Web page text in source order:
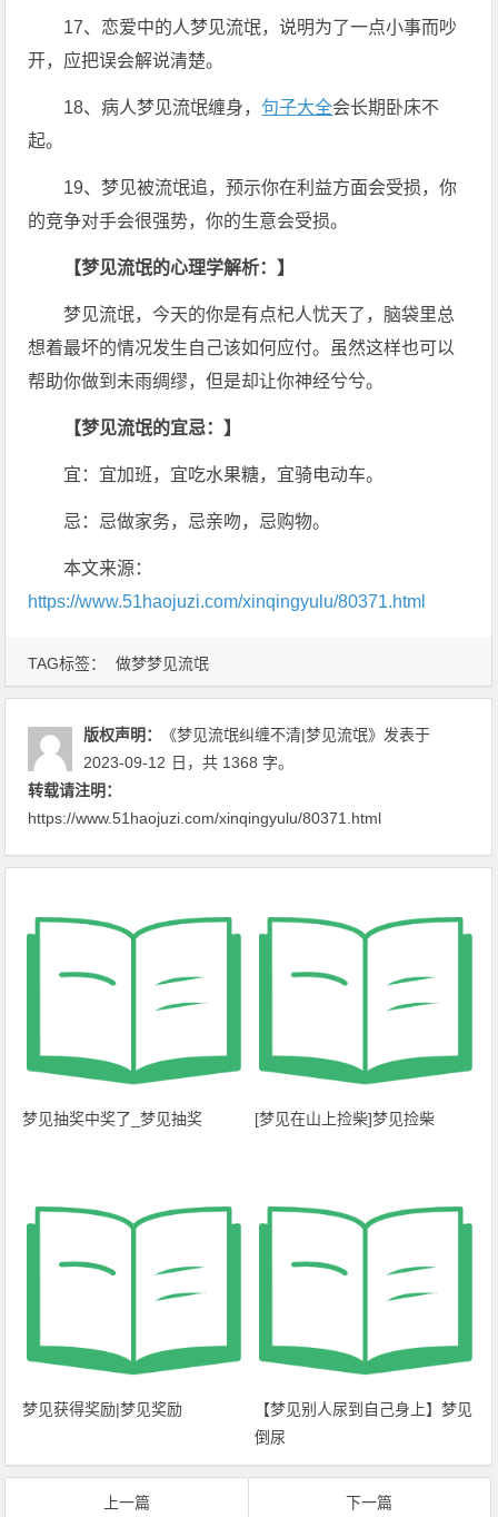
TAG标签： 做梦梦见流氓
17、恋爱中的人梦见流氓，说明为了一点小事而吵
开，应把误会解说清楚。
18、病人梦见流氓缠身， 句子大全会长期卧床不
起。
19、梦见被流氓追，预示你在利益方面会受损，你
的竞争对手会很强势，你的生意会受损。
【梦见流氓的心理学解析：】
梦见流氓，今天的你是有点杞人忧天了，脑袋里总
想着最坏的情况发生自己该如何应付。虽然这样也可以
帮助你做到未雨绸缪，但是却让你神经兮兮。
【梦见流氓的宜忌：】
宜：宜加班，宜吃水果糖，宜骑电动车。
忌：忌做家务，忌亲吻，忌购物。
本文来源：
https://www.51haojuzi.com/xinqingyulu/80371.html
版权声明： 《梦见流氓纠缠不清|梦见流氓》 发表于
2023-09-12 日 ，共 1368 字。
转载请注明：
https://www.51haojuzi.com/xinqingyulu/80371.html
梦见抽奖中奖了_梦见抽奖 [梦见在山上捡柴]梦见捡柴
梦见获得奖励|梦见奖励
【梦见别人尿到自己身上】梦见
倒尿
上一篇 下一篇